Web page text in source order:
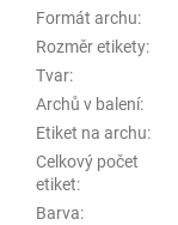
Formát archu:
Rozměr etikety:
Tvar:
Archů v balení:
Etiket na archu:
Celkový počet
etiket:
Barva: